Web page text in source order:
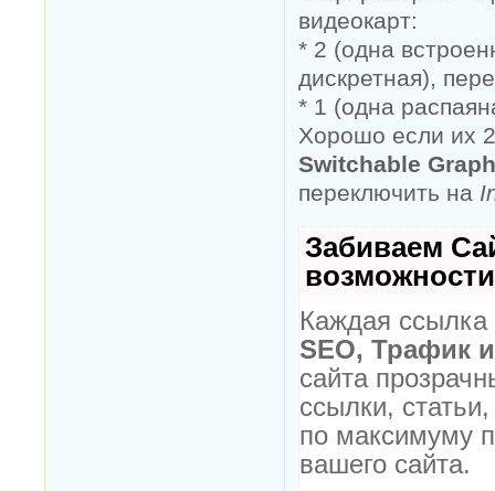
видеокарт:
* 2 (одна
дискретная),
* 1 (одна
Хорошо если их
Switchable
переключить на
Забиваем
Каждая ссылка
SEO, Трафик
сайта
ссылки,
по максимуму
вашего сайта.